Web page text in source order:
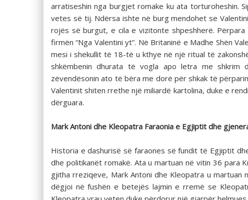
arratiseshin nga burgjet romake ku ata torturoheshin.
vetes së tij. Ndërsa ishte në burg mendohet se
rojës së burgut, e cila e vizitonte shpeshherë.
firmën “Nga Valentini yt”. Në Britaninë e Madhe Shën
mesi i shekullit të 18-të u kthye në një ritual të
shkëmbenin dhurata të vogla apo letra me
zëvendësonin ato të bëra me dorë për shkak të
Valentinit shiten rrethe një miliardë kartolina, duke e
dërguara.
Mark Antoni dhe Kleopatra Faraonia e Egjiptit dhe
Historia e dashurisë së faraones së fundit të Egjiptit
dhe politikanët romakë. Ata u martuan në vitin 36 para
gjitha rreziqeve, Mark Antoni dhe Kleopatra u
dëgjoi në fushën e betejës lajmin e rremë se